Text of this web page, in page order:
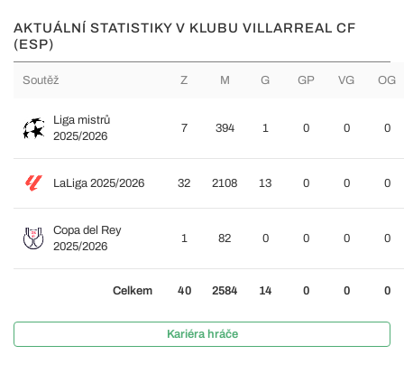
AKTUÁLNÍ STATISTIKY V KLUBU VILLARREAL CF
(ESP)
Soutěž Z M G GP VG OG
Liga mistrů
2025/2026
7 394 1 0 0 0
LaLiga 2025/2026 32 2108 13 0 0 0
Copa del Rey
2025/2026
1 82 0 0 0 0
Celkem 40 2584 14 0 0 0
Kariéra hráče